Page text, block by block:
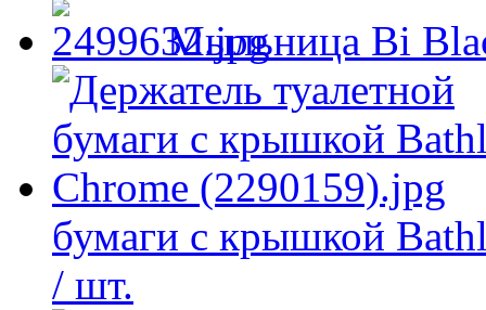
Мыльница Bi
бумаги с крышкой
/ шт.